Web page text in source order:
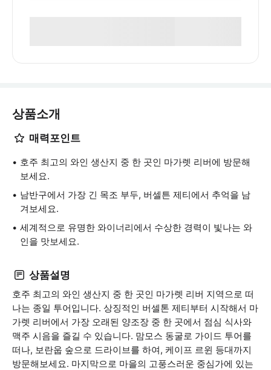
상품소개
매력포인트
호주 최고의 와인 생산지 중 한 곳인 마가렛 리버에 방문해
보세요.
남반구에서 가장 긴 목조 부두, 버셀튼 제티에서 추억을 남
겨보세요.
세계적으로 유명한 와이너리에서 수상한 경력이 빛나는 와
인을 맛보세요.
상품설명
호주 최고의 와인 생산지 중 한 곳인 마가렛 리버 지역으로 떠
나는 종일 투어입니다. 상징적인 버셀톤 제티부터 시작해서 마
가렛 리버에서 가장 오래된 양조장 중 한 곳에서 점심 식사와
맥주 시음을 즐길 수 있습니다. 맘모스 동굴로 가이드 투어를
떠나, 보란웁 숲으로 드라이브를 하여, 케이프 르윈 등대까지
방문해보세요. 마지막으로 마을의 고풍스러운 중심가에 있는